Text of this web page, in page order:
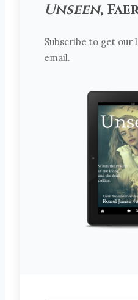
Unseen,
Subscribe to get our
email.